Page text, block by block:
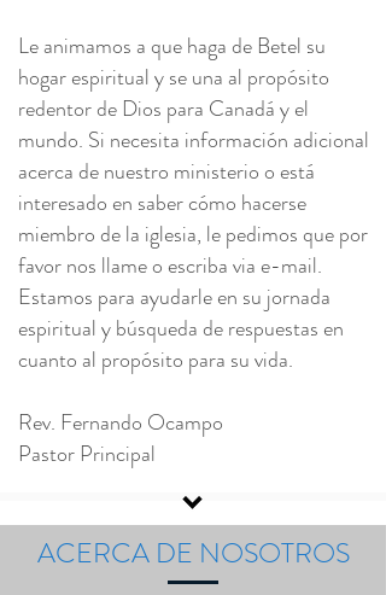
Le animamos a que haga de Betel su
hogar espiritual y se una al propósito
redentor de Dios para Canadá y el
mundo. Si necesita información adicional
acerca de nuestro ministerio o está
interesado en saber cómo hacerse
miembro de la iglesia, le pedimos que por
favor nos llame o escriba via e-mail.
Estamos para ayudarle en su jornada
espiritual y búsqueda de respuestas en
cuanto al propósito para su vida.
Rev. Fernando Ocampo
Pastor Principal
ACERCA DE NOSOTROS